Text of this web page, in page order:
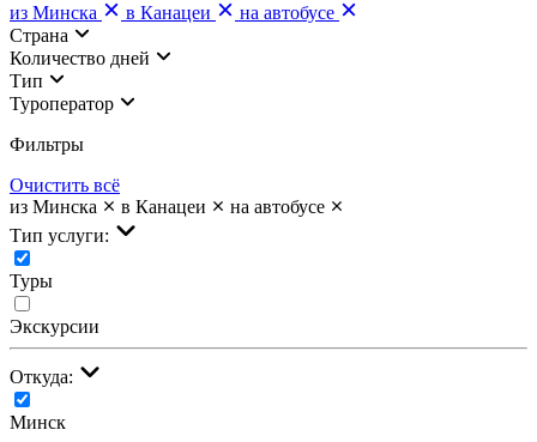
из Минска
в Канацеи
на автобусе
Страна
Количество дней
Тип
Туроператор
Фильтры
Очистить всё
из Минска
в Канацеи
на автобусе
Тип услуги:
Туры
Экскурсии
Откуда:
Минск